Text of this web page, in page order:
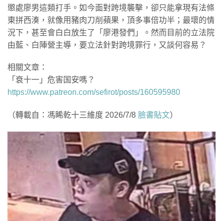
懲處廖男這類打手。如今面對跨境襲擊，卻只能拿現有法條
東拼西湊，就像用豬肉刀削蘋果，頂多事倍功半；最壞的情
況下，甚至會白白放生了「廖港發們」。然而目前的立法院
由藍、白陣營主導，要立法針對跨境罪行，又談何容易？
相關文章：
「衰十一」危害国安嗎？
https://www.patreon.com/sefirot/posts/160595980
（轉載自：馮睎乾十三維度 2026/7/8 臉書貼文）